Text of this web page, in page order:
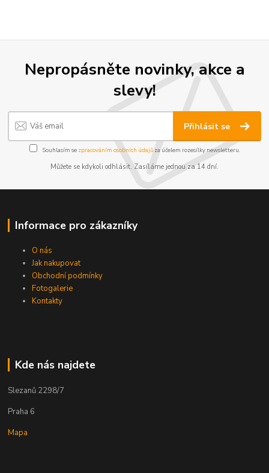
Nepropásněte novinky, akce a
slevy!
Přihlásit se
Souhlasím se zpracováním osobních údajůza účelem rozesílky newsletteru.
Můžete se kdykoli odhlásit. Zasíláme jednou za 14 dní.
Informace pro zákazníky
O nás
Jak nakupovat
Obchodní podmínky
Fotogalerie
Kontakty
Kde nás najdete
Slezanů 2298/7
Praha 6
Mapa